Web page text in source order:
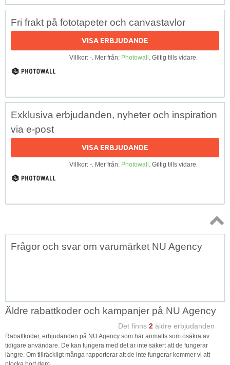
Fri frakt på fototapeter och canvastavlor
VISA ERBJUDANDE
Villkor: -. Mer från: Photowall. Giltig tills vidare.
Exklusiva erbjudanden, nyheter och inspiration
via e-post
VISA ERBJUDANDE
Villkor: -. Mer från: Photowall. Giltig tills vidare.
Topp
Frågor och svar om varumärket NU Agency
Äldre rabattkoder och kampanjer på NU Agency
Det finns 2 äldre erbjudanden
Rabattkoder, erbjudanden på NU Agency som har anmälts som osäkra av
tidigare användare. De kan fungera med det är inte säkert att de fungerar
längre. Om tillräckligt många rapporterar att de inte fungerar kommer vi att